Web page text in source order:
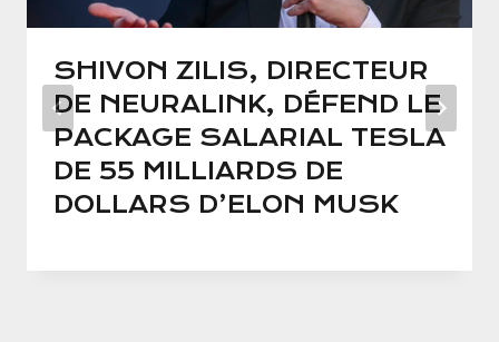
SHIVON ZILIS, DIRECTEUR
DE NEURALINK, DÉFEND LE
PACKAGE SALARIAL TESLA
DE 55 MILLIARDS DE
DOLLARS D’ELON MUSK